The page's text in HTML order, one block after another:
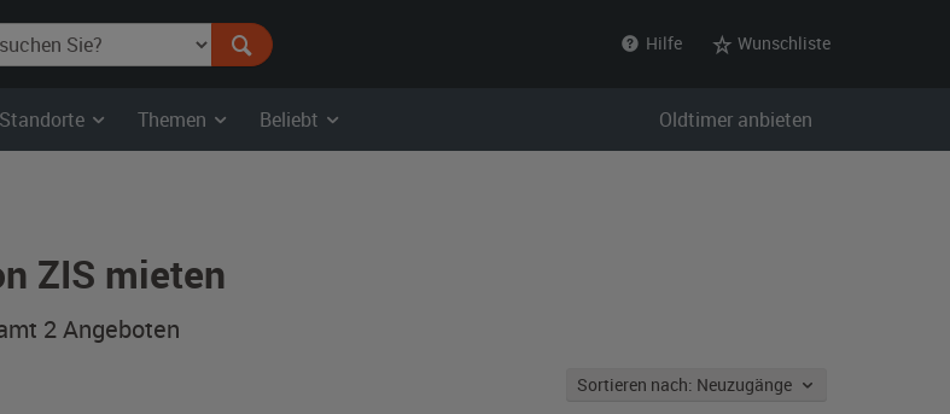
Hilfe Wunschliste
Standorte Themen Beliebt Oldtimer anbieten
ZIS mieten
2Angeboten
Sortieren nach: Neuzugänge